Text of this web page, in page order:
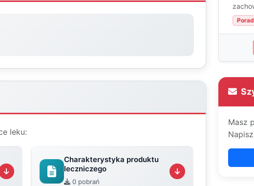
leku:
Charakterystyka produktu
leczniczego
0 pobrań
Masz